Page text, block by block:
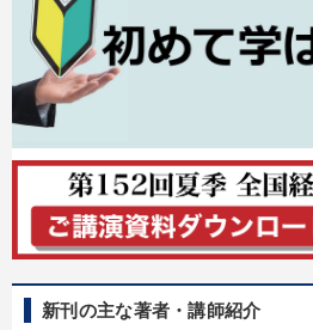
新刊の主な著者・講師紹介